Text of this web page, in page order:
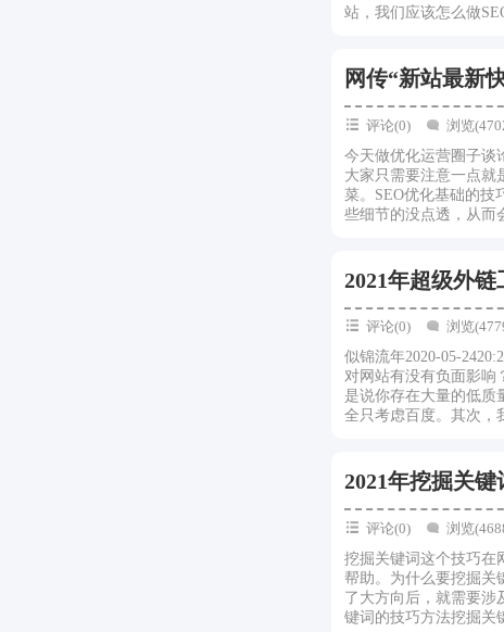
站，我们应该怎么做
网传“新站最新
评论(0)
浏览
今天做优化运营圈子谈
大家只需要注意一点就
菜。SEO优化基础的技
些细节的没点透，从而
2021年超级外
评论(0)
浏览
似锦流年2020-05-
对网站有没有负面影响
是说你存在大量的低质
全只考虑百度。其次，
2021年挖掘关
评论(0)
浏览
挖掘关键词这个技巧在
帮助。为什么要挖掘关
了大方向后，就需要涉
键词的技巧方法挖掘关